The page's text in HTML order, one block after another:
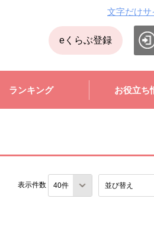
文字だけサ
eくらぶ登録
ランキング お役立ち
表示件数 並び替え